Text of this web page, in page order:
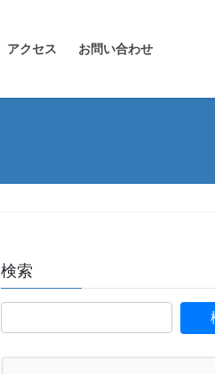
アクセス お問い合わせ
検索